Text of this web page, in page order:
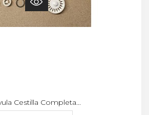
Cestilla Completa...